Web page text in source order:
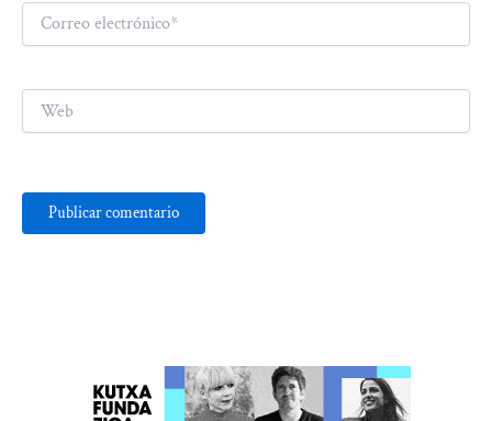
Correo
electrónico*